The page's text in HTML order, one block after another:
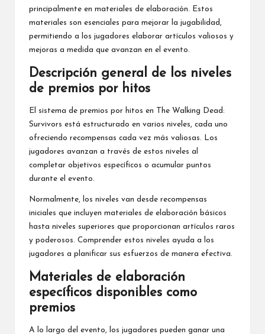
principalmente en materiales de elaboración. Estos
materiales son esenciales para mejorar la jugabilidad,
permitiendo a los jugadores elaborar artículos valiosos y
mejoras a medida que avanzan en el evento.
Descripción general de los niveles
de premios por hitos
El sistema de premios por hitos en The Walking Dead:
Survivors está estructurado en varios niveles, cada uno
ofreciendo recompensas cada vez más valiosas. Los
jugadores avanzan a través de estos niveles al
completar objetivos específicos o acumular puntos
durante el evento.
Normalmente, los niveles van desde recompensas
iniciales que incluyen materiales de elaboración básicos
hasta niveles superiores que proporcionan artículos raros
y poderosos. Comprender estos niveles ayuda a los
jugadores a planificar sus esfuerzos de manera efectiva.
Materiales de elaboración
específicos disponibles como
premios
A lo largo del evento, los jugadores pueden ganar una